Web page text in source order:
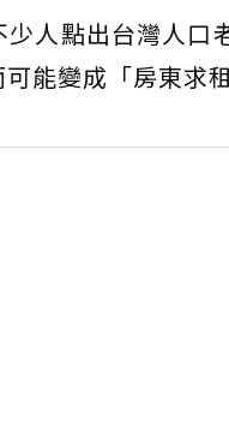
人點出台灣人
能變成「房東求